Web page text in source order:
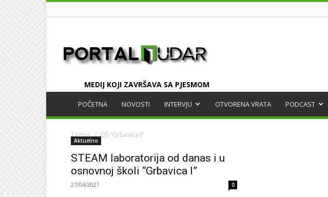
MEDIJ KOJI ZAVRŠAVA SA PJESMOM
POČETNA NOVOSTI INTERVJU OTVORENA VRATA PODCAST
Tagovi OŠ “Grbavica I”
Aktuelno
STEAM laboratorija od danas i u
osnovnoj školi “Grbavica I”
27/04/2021 0